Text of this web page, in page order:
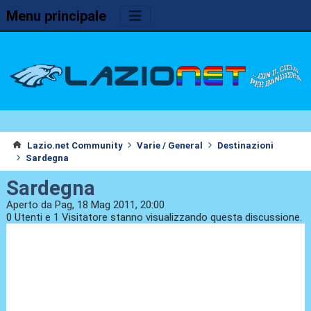
Menu principale
Lazio.net Community Varie / General
Destinazioni
Sardegna
Sardegna
Aperto da Pag, 18 Mag 2011, 20:00
0 Utenti e 1 Visitatore stanno visualizzando questa discussione.